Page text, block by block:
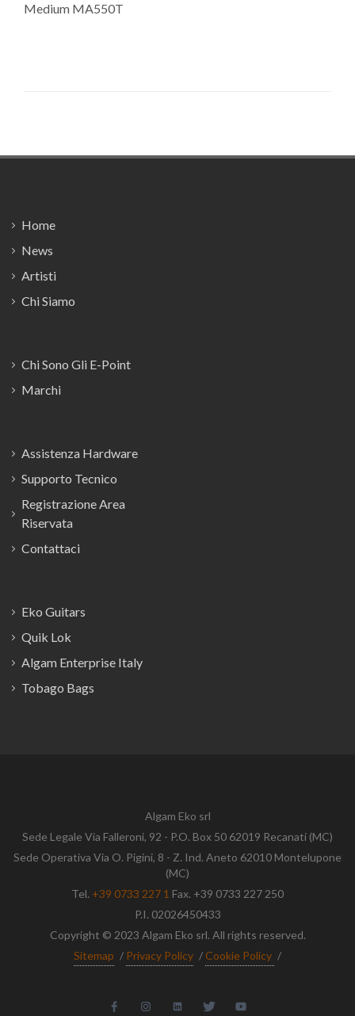
Medium MA550T
Home
News
Artisti
Chi Siamo
Chi Sono Gli E-Point
Marchi
Assistenza Hardware
Supporto Tecnico
Registrazione Area
Riservata
Contattaci
Eko Guitars
Quik Lok
Algam Enterprise Italy
Tobago Bags
Algam Eko srl
Sede Legale Via Falleroni, 92 - P.O. Box 50 62019 Recanati (MC)
Sede Operativa Via O. Pigini, 8 - Z. Ind. Aneto 62010 Montelupone
(MC)
Tel. +39 0733 227 1 Fax. +39 0733 227 250
P.I. 02026450433
Copyright © 2023 Algam Eko srl. All rights reserved.
Sitemap / Privacy Policy / Cookie Policy /